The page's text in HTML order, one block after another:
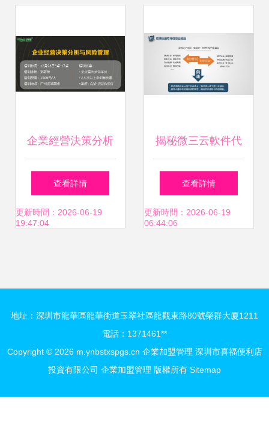
企業經營決策分析
與風險管理公開課
智慧投資與信息咨
查看詳情
更新時間：2026-06-19
19:47:04
揭秘微三云軟件代
理 如何通過源碼代
理與加盟開啟電商
查看詳情
更新時間：2026-06-19
06:44:06
地址：深圳市龍華區龍華街道玉翠社區龍觀東路80號榮群大廈1211
電話：1371461**
Copyright © 2026 m.ynbstxspgs.cn 企業加盟管理 深圳市喜福便利店
投資有限公司 企業加盟管理 版權所有 Sitemap